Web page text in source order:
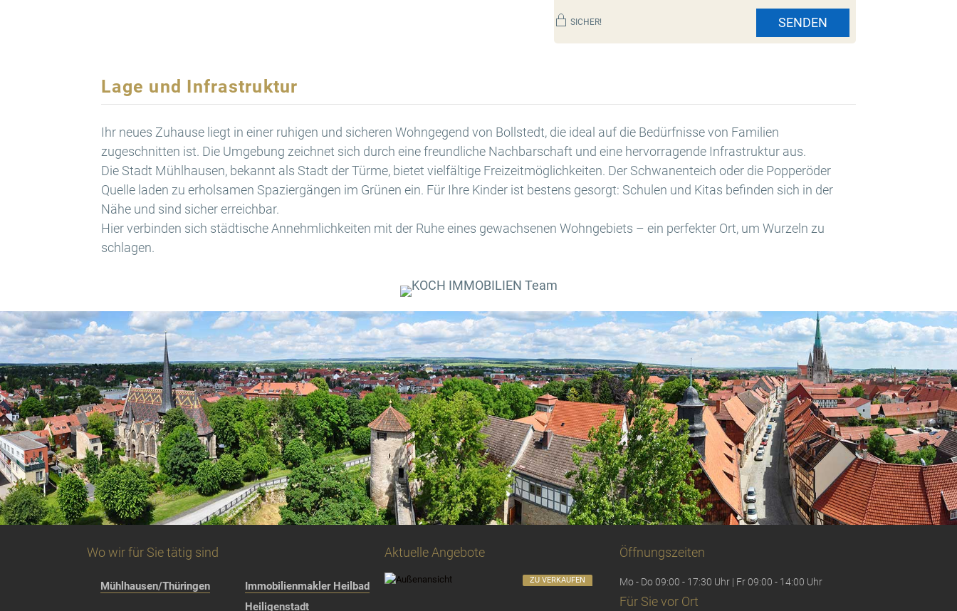
SICHER! SENDEN
Lage und Infrastruktur
Ihr neues Zuhause liegt in einer ruhigen und sicheren Wohngegend von Bollstedt, die ideal auf die Bedürfnisse von Familien
zugeschnitten ist. Die Umgebung zeichnet sich durch eine freundliche Nachbarschaft und eine hervorragende Infrastruktur aus.
Die Stadt Mühlhausen, bekannt als Stadt der Türme, bietet vielfältige Freizeitmöglichkeiten. Der Schwanenteich oder die Popperöder
Quelle laden zu erholsamen Spaziergängen im Grünen ein. Für Ihre Kinder ist bestens gesorgt: Schulen und Kitas befinden sich in der
Nähe und sind sicher erreichbar.
Hier verbinden sich städtische Annehmlichkeiten mit der Ruhe eines gewachsenen Wohngebiets – ein perfekter Ort, um Wurzeln zu
schlagen.
Wo wir für Sie tätig sind
Mühlhausen/Thüringen
Immobilienmakler Heilbad
Heiligenstadt
Aktuelle Angebote
ZU VERKAUFEN
Öffnungszeiten
Mo - Do 09:00 - 17:30 Uhr | Fr 09:00 - 14:00 Uhr
Für Sie vor Ort